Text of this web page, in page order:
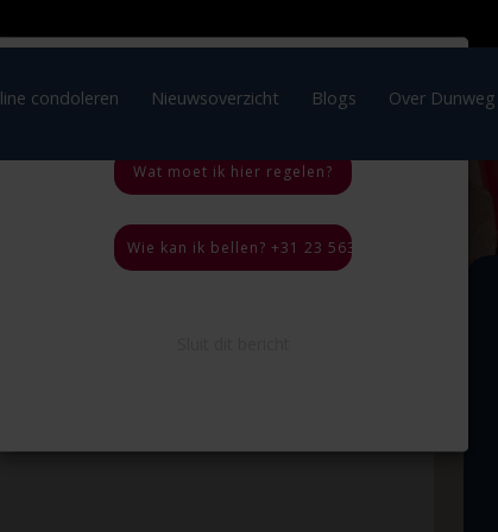
Online condoleren Nieuwsoverzicht Blogs
voor
×
OVERLIJDEN IN HET
BUITENLAND
Wat moet ik hier regelen?
Wie kan ik bellen? +31 23 563 35 44, 24 uur